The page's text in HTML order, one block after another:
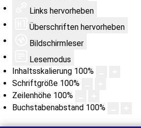
Links hervorheben
Überschriften hervorheben
Bildschirmleser
Lesemodus
Inhaltsskalierung 100%
Schriftgröße 100%
Zeilenhöhe 100%
Buchstabenabstand 100%